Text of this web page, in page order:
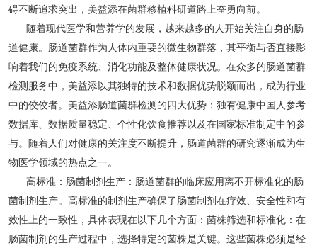
碍不断追求突出，美益添在菌群移植科研道路上奋勇向前。
随着现代医学和营养学的发展，越来越多的人开始关注自身的肠
道健康。肠道菌群作为人体内重要的微生物群落，其平衡与否直接影
响着我们的免疫系统、消化功能及整体健康状况。在众多的肠道菌群
检测服务中，美益添以其独特的技术和数据优势脱颖而出，成为行业
中的佼佼者。美益添肠道菌群检测的四大优势：独有健康中国人参考
数据库、数据质量稳定、个性化饮食推荐以及在国家标准制定中的参
与。随着人们对健康的关注度不断提升，肠道菌群的研究逐渐成为生
物医学领域的热点之一。
高标准：肠菌制剂生产：肠道菌群的临床应用离不开标准化的肠
菌制剂生产。高标准的制剂生产确保了肠菌制剂在疗效、安全性和有
效性上的一致性，具体表现在以下几个方面：菌株筛选和标准化：在
肠菌制剂的生产过程中，选择特定的菌株是关键。这些菌株必须是经